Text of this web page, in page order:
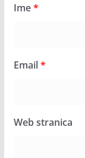
Ime*
Email*
Web stranica